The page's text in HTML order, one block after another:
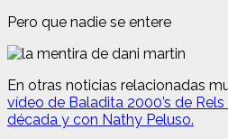
Pero que nadie se entere
En otras noticias relacionadas
vídeo de Baladita 2000’s de
década y con Nathy Peluso.